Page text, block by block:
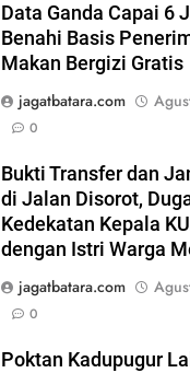
Data Ganda Capai 6
Benahi Basis
Makan Bergizi Gratis
jagatbatara.com
0
Bukti Transfer dan
di Jalan Disorot,
Kedekatan Kepala
dengan Istri Warga
jagatbatara.com
0
Poktan Kadupugur